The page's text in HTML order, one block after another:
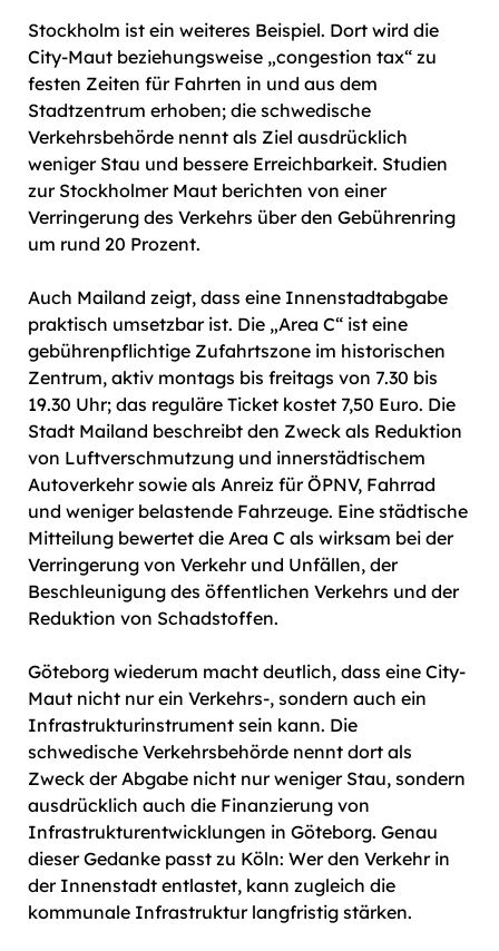
Stockholm ist ein weiteres Beispiel. Dort wird die
City-Maut beziehungsweise „congestion tax“ zu
festen Zeiten für Fahrten in und aus dem
Stadtzentrum erhoben; die schwedische
Verkehrsbehörde nennt als Ziel ausdrücklich
weniger Stau und bessere Erreichbarkeit. Studien
zur Stockholmer Maut berichten von einer
Verringerung des Verkehrs über den Gebührenring
um rund 20 Prozent.
Auch Mailand zeigt, dass eine Innenstadtabgabe
praktisch umsetzbar ist. Die „Area C“ ist eine
gebührenpflichtige Zufahrtszone im historischen
Zentrum, aktiv montags bis freitags von 7.30 bis
19.30 Uhr; das reguläre Ticket kostet 7,50 Euro. Die
Stadt Mailand beschreibt den Zweck als Reduktion
von Luftverschmutzung und innerstädtischem
Autoverkehr sowie als Anreiz für ÖPNV, Fahrrad
und weniger belastende Fahrzeuge. Eine städtische
Mitteilung bewertet die Area C als wirksam bei der
Verringerung von Verkehr und Unfällen, der
Beschleunigung des öffentlichen Verkehrs und der
Reduktion von Schadstoffen.
Göteborg wiederum macht deutlich, dass eine City-
Maut nicht nur ein Verkehrs-, sondern auch ein
Infrastrukturinstrument sein kann. Die
schwedische Verkehrsbehörde nennt dort als
Zweck der Abgabe nicht nur weniger Stau, sondern
ausdrücklich auch die Finanzierung von
Infrastrukturentwicklungen in Göteborg. Genau
dieser Gedanke passt zu Köln: Wer den Verkehr in
der Innenstadt entlastet, kann zugleich die
kommunale Infrastruktur langfristig stärken.